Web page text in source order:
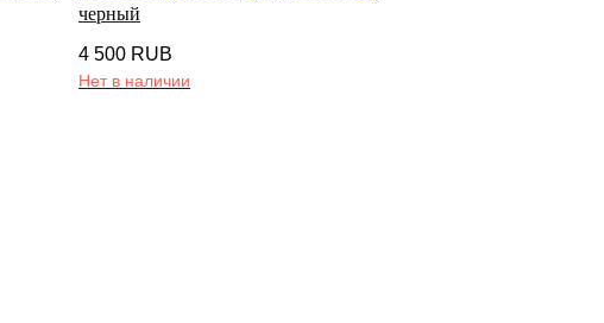
черный
4 500 RUB
Нет в наличии